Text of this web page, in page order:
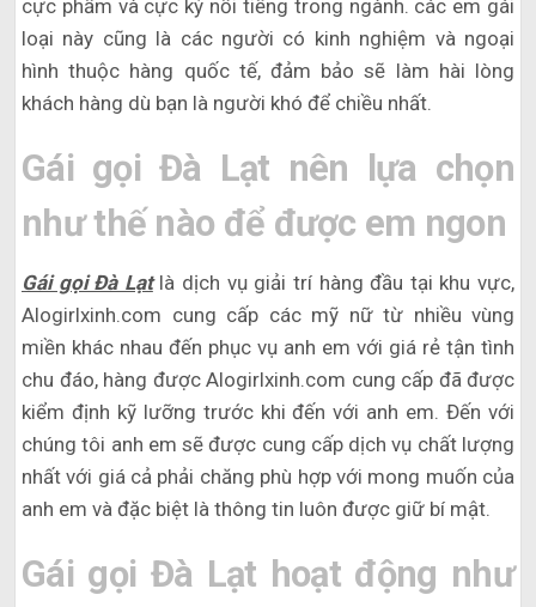
cực phẩm và cực kỳ nổi tiếng trong ngành. các em gái
loại này cũng là các người có kinh nghiệm và ngoại
hình thuộc hàng quốc tế, đảm bảo sẽ làm hài lòng
khách hàng dù bạn là người khó để chiều nhất.
Gái gọi Đà Lạt nên lựa chọn
như thế nào để được em ngon
Gái gọi Đà Lạtlà dịch vụ giải trí hàng đầu tại khu vực,
Alogirlxinh.com cung cấp các mỹ nữ từ nhiều vùng
miền khác nhau đến phục vụ anh em với giá rẻ tận tình
chu đáo, hàng được Alogirlxinh.com cung cấp đã được
kiểm định kỹ lưỡng trước khi đến với anh em. Đến với
chúng tôi anh em sẽ được cung cấp dịch vụ chất lượng
nhất với giá cả phải chăng phù hợp với mong muốn của
anh em và đặc biệt là thông tin luôn được giữ bí mật.
Gái gọi Đà Lạt hoạt động như